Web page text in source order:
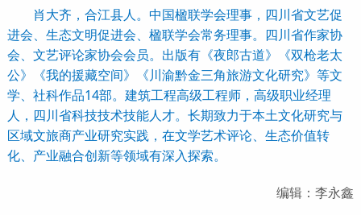
肖大齐，合江县人。中国楹联学会理事，四川省文艺促
进会、生态文明促进会、楹联学会常务理事。四川省作家协
会、文艺评论家协会会员。出版有《夜郎古道》《双枪老太
公》《我的援藏空间》《川渝黔金三角旅游文化研究》等文
学、社科作品14部。建筑工程高级工程师，高级职业经理
人，四川省科技技术技能人才。长期致力于本土文化研究与
区域文旅商产业研究实践，在文学艺术评论、生态价值转
化、产业融合创新等领域有深入探索。
编辑：李永鑫